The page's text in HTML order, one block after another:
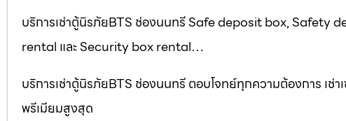
บริการเช่าตู้นิรภัยBTS ช่องนนทรี Safe deposit box,
rental และ Security box rental…
บริการเช่าตู้นิรภัยBTS ช่องนนทรี ตอบโจทย์ทุกความต้องการ เ
พรีเมียมสูงสุด